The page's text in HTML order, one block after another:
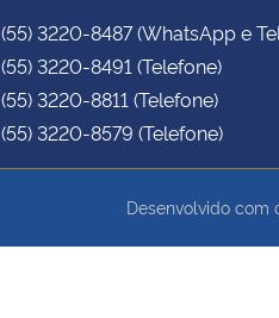
(55) 3220-8487 (WhatsApp e
(55) 3220-8491 (Telefone)
(55) 3220-8811 (Telefone)
(55) 3220-8579 (Telefone)
Desenvolvido com